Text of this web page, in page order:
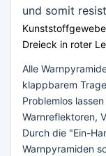
und somit
Dreieck in roter
Alle
klappbarem
Problemlos
Warnreflektoren,
Durch die "Ein-
Warnpyramiden